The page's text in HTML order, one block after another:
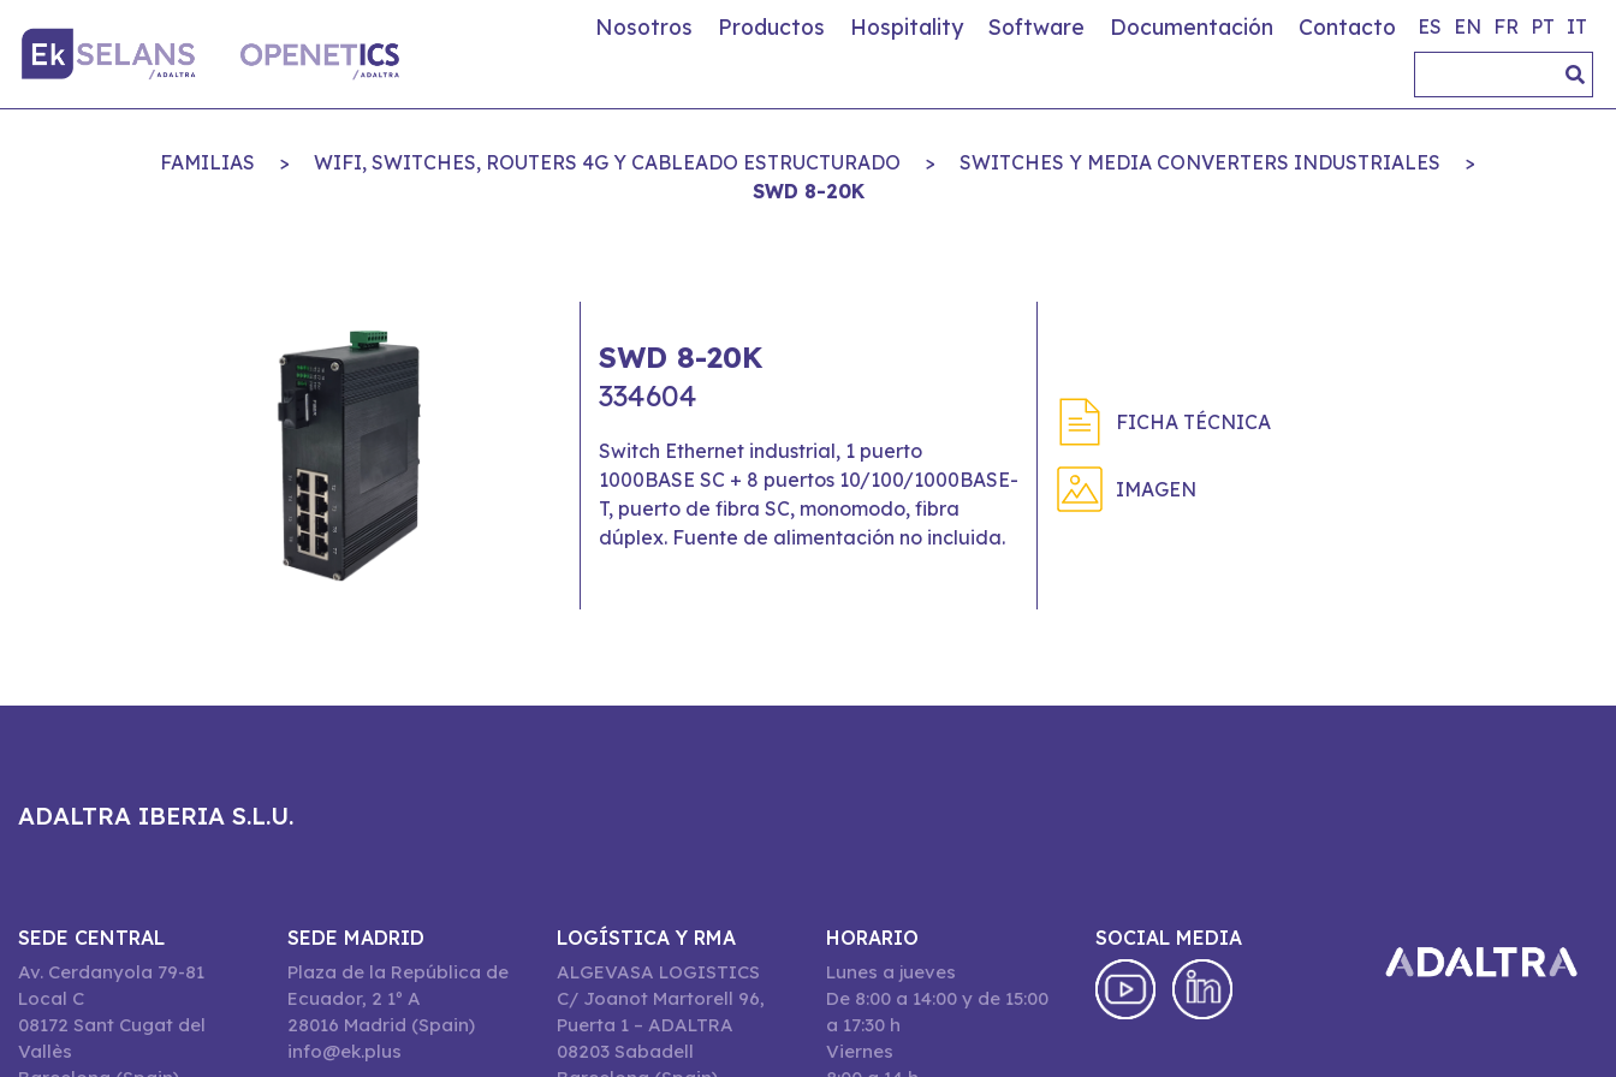
Nosotros Productos Hospitality Software Documentación Contacto ES EN FR PT IT
FAMILIAS > WIFI, SWITCHES, ROUTERS 4G Y CABLEADO ESTRUCTURADO > SWITCHES Y MEDIA CONVERTERS INDUSTRIALES
>
SWD 8-20K
SWD 8-20K
334604
Switch Ethernet industrial, 1 puerto
1000BASE SC + 8 puertos 10/100/1000BASE-
T, puerto de fibra SC, monomodo, fibra
dúplex. Fuente de alimentación no incluida.
FICHA TÉCNICA
IMAGEN
ADALTRA IBERIA S.L.U.
SEDE CENTRAL
Av. Cerdanyola 79-81
Local C
08172 Sant Cugat del
Vallès
SEDE MADRID
Plaza de la República de
Ecuador, 2 1º A
28016 Madrid (Spain)
info@ek.plus
LOGÍSTICA Y RMA
ALGEVASA LOGISTICS
C/ Joanot Martorell 96,
Puerta 1 – ADALTRA
08203 Sabadell
HORARIO
Lunes a jueves
De 8:00 a 14:00 y de 15:00
a 17:30 h
Viernes
SOCIAL MEDIA